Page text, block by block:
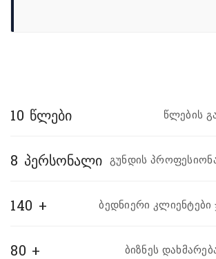
10 წლები წლების
8 პერსონალი გუნდის
140 + ბედნიერი
80 + ბიზნეს